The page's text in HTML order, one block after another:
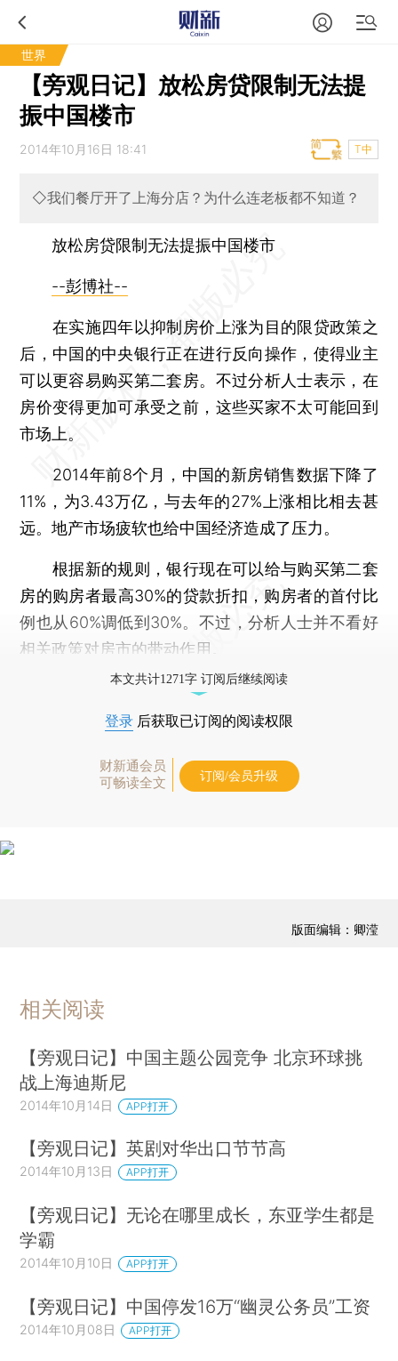
世界
【旁观日记】放松房贷限制无法提
振中国楼市
2014年10月16日 18:41 T中
◇我们餐厅开了上海分店？为什么连老板都不知道？
放松房贷限制无法提振中国楼市
--彭博社--
在实施四年以抑制房价上涨为目的限贷政策之
后，中国的中央银行正在进行反向操作，使得业主
可以更容易购买第二套房。不过分析人士表示，在
房价变得更加可承受之前，这些买家不太可能回到
市场上。
2014年前8个月，中国的新房销售数据下降了
11%，为3.43万亿，与去年的27%上涨相比相去甚
远。地产市场疲软也给中国经济造成了压力。
根据新的规则，银行现在可以给与购买第二套
房的购房者最高30%的贷款折扣，购房者的首付比
例也从60%调低到30%。不过，分析人士并不看好
相关政策对房市的带动作用。
本文共计1271字 订阅后继续阅读
登录 后获取已订阅的阅读权限
财新通会员
可畅读全文
订阅/会员升级
版面编辑：卿滢
相关阅读
【旁观日记】中国主题公园竞争 北京环球挑
战上海迪斯尼
2014年10月14日 APP打开
【旁观日记】英剧对华出口节节高
2014年10月13日 APP打开
【旁观日记】无论在哪里成长，东亚学生都是
学霸
2014年10月10日 APP打开
【旁观日记】中国停发16万“幽灵公务员”工资
2014年10月08日 APP打开